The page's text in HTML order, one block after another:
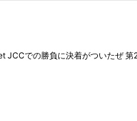
JCCでの勝負に決着がついたぜ 第